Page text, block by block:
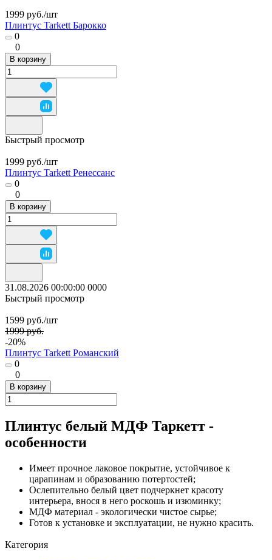
1999 руб./шт
Плинтус Tarkett Барокко
0
0
В корзину
Быстрый просмотр
1999 руб./шт
Плинтус Tarkett Ренессанс
0
0
В корзину
31.08.2026 00:00:00 0000
Быстрый просмотр
1599 руб./шт
1999 руб.
-20%
Плинтус Tarkett Романский
0
0
В корзину
Плинтус белый МДФ Таркетт -
особенности
Имеет прочное лаковое покрытие, устойчивое к
царапинам и образованию потертостей;
Ослепительно белый цвет подчеркнет красоту
интерьера, внося в него роскошь и изюминку;
МДФ материал - экологически чистое сырье;
Готов к установке и эксплуатации, не нужно красить.
Категория